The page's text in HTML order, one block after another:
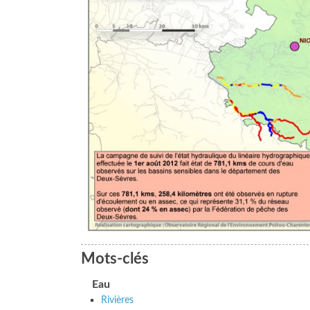
Mots-clés
Eau
Rivières